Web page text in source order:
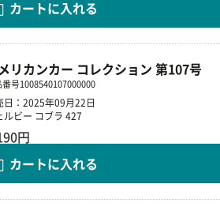
カートに入れる
リカンカー コレクション 第107号
番号1008540107000000
日：2025年09月22日
ルビー コブラ 427
円
カートに入れる